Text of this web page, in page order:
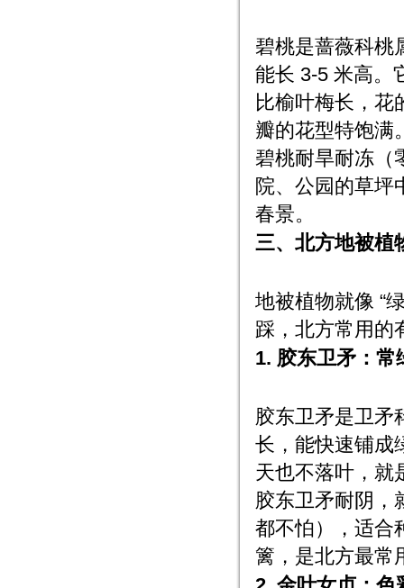
碧桃是蔷薇科桃
能长 3-5 米高。
比榆叶梅长，花
瓣的花型特饱满
碧桃耐旱耐冻（
院、公园的草坪
春景。
三、北方地被植
地被植物就像 “
踩，北方常用的
1. 胶东卫矛：常
胶东卫矛是卫矛
长，能快速铺成
天也不落叶，就
胶东卫矛耐阴，
都不怕），适合
篱，是北方最常